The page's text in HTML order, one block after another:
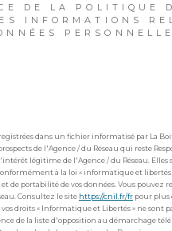
DE LA POLITIQUE
INFORMATIONS
dans un fichier informatisé par La
de l'Agence / du Réseau qui reste
légitime de l'Agence / du Réseau.
à la loi « informatique et libertés
de portabilité de vos données. Vous
Consultez le site https://cnil.fr/frpour plus
droits « Informatique et Libertés » ne sont
de la liste d'opposition au démarchage